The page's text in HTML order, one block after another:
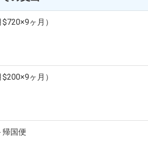
ヶ月）
ヶ月）
帰国便